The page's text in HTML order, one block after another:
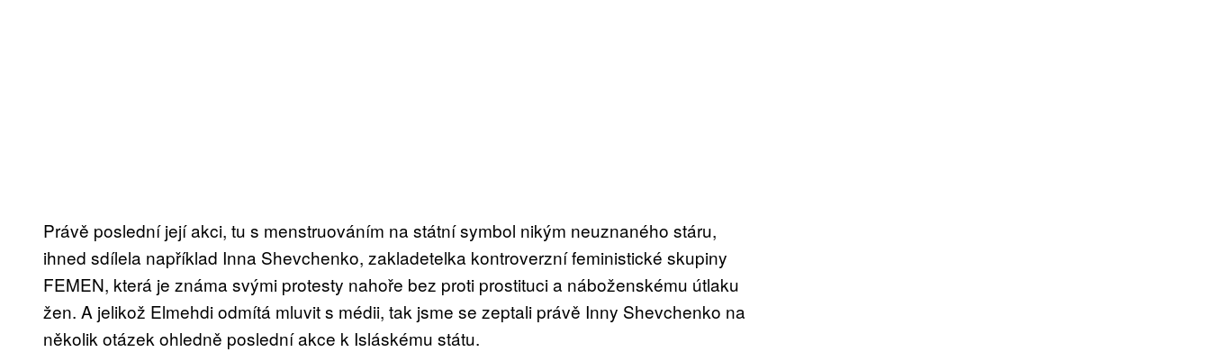
Právě poslední její akci, tu s menstruováním na státní symbol nikým neuznaného stáru,
ihned sdílela například Inna Shevchenko, zakladetelka kontroverzní feministické skupiny
FEMEN, která je známa svými protesty nahoře bez proti prostituci a náboženskému útlaku
žen. A jelikož Elmehdi odmítá mluvit s médii, tak jsme se zeptali právě Inny Shevchenko na
několik otázek ohledně poslední akce k Isláskému státu.